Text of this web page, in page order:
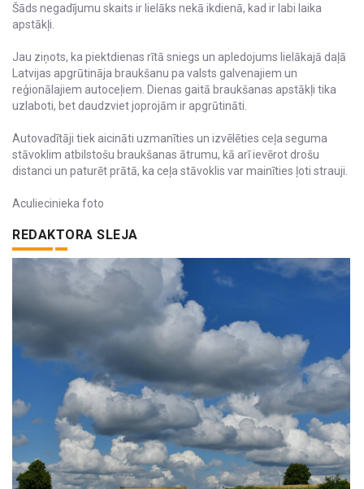
Šāds negadījumu skaits ir lielāks nekā ikdienā, kad ir labi laika
apstākļi.
Jau ziņots, ka piektdienas rītā sniegs un apledojums lielākajā daļā
Latvijas apgrūtināja braukšanu pa valsts galvenajiem un
reģionālajiem autoceļiem. Dienas gaitā braukšanas apstākļi tika
uzlaboti, bet daudzviet joprojām ir apgrūtināti.
Autovadītāji tiek aicināti uzmanīties un izvēlēties ceļa seguma
stāvoklim atbilstošu braukšanas ātrumu, kā arī ievērot drošu
distanci un paturēt prātā, ka ceļa stāvoklis var mainīties ļoti strauji.
Aculiecinieka foto
REDAKTORA SLEJA